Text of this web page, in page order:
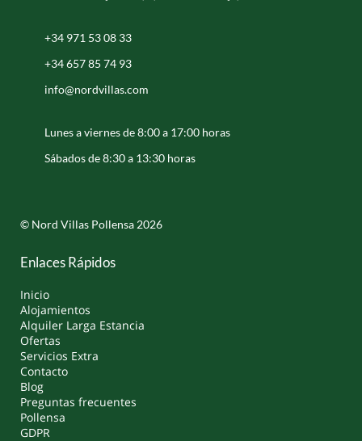
+34 971 53 08 33
+34 657 85 74 93
info@nordvillas.com
Lunes a viernes de 8:00 a 17:00 horas
Sábados de 8:30 a 13:30 horas
© Nord Villas Pollensa 2026
Enlaces Rápidos
Inicio
Alojamientos
Alquiler Larga Estancia
Ofertas
Servicios Extra
Contacto
Blog
Preguntas frecuentes
Pollensa
GDPR